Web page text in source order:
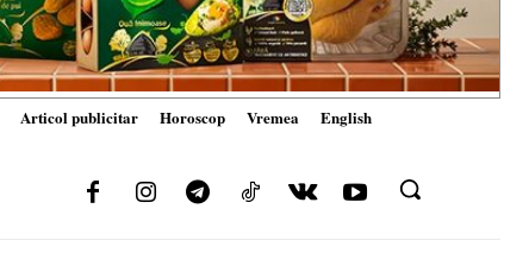
Articol publicitar Horoscop Vremea English